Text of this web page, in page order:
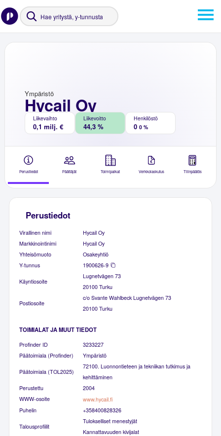
Hycail Oy
Ympäristö
Liikevaihto
0,1 milj. €
Liikevoitto
44,3 %
Henkilöstö
0 0 %
Perustiedot Päättäjät Toimipaikat Verkkolaskutus Tilinpäätös
Perustiedot
Virallinen nimi
Hycail Oy
Markkinointinimi
Hycail Oy
Yhteisömuoto
Osakeyhtiö
Y-tunnus
1900626-9
Käyntiosoite
Lugnetvägen 73
20100 Turku
Postiosoite
c/o Svante Wahlbeck Lugnetvägen 73
20100 Turku
TOIMIALAT JA MUUT TIEDOT
Profinder ID
3233227
Päätoimiala (Profinder)
Ympäristö
Päätoimiala (TOL2025)
72100. Luonnontieteen ja tekniikan tutkimus ja
kehittäminen
Perustettu
2004
WWW-osoite
www.hycail.fi
Puhelin
+358400828326
Talousprofiilit
Tulokselliset menestyjät
Kannattavuuden kivijalat